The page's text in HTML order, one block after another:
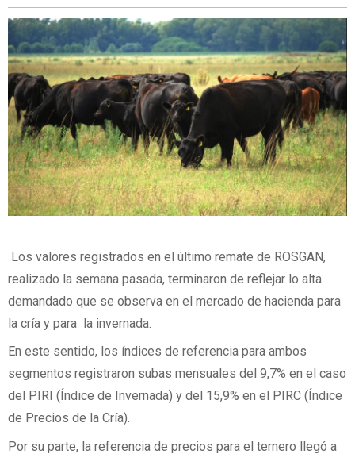
Los valores registrados en el último remate de ROSGAN,
realizado la semana pasada, terminaron de reflejar lo alta
demandado que se observa en el mercado de hacienda para
la cría y para la invernada.
En este sentido, los índices de referencia para ambos
segmentos registraron subas mensuales del 9,7% en el caso
del PIRI (Índice de Invernada) y del 15,9% en el PIRC (Índice
de Precios de la Cría).
Por su parte, la referencia de precios para el ternero llegó a